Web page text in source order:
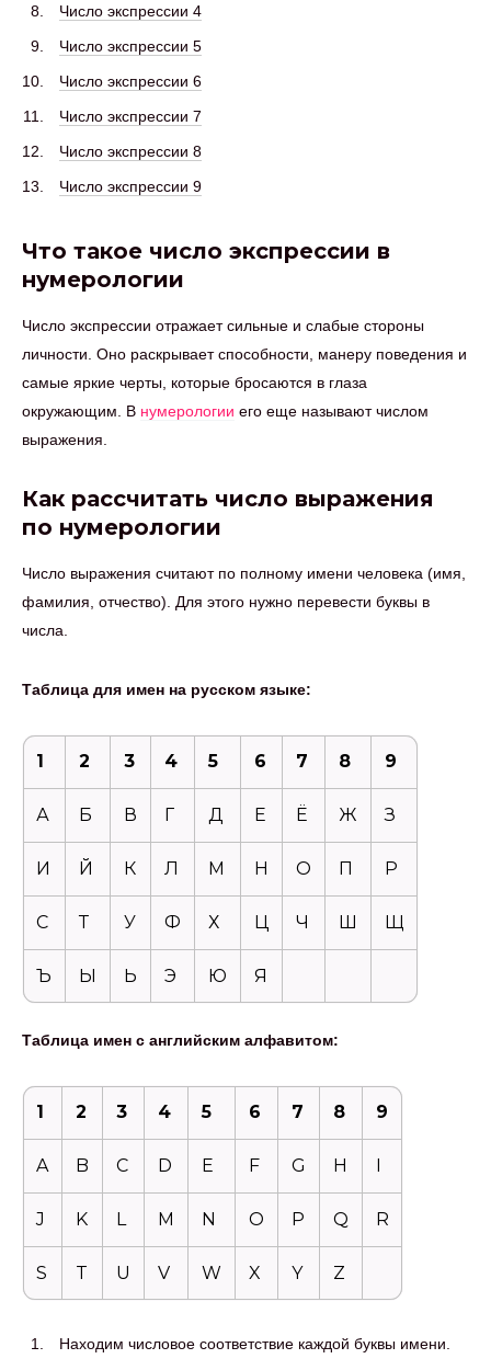
Число экспрессии 4
Число экспрессии 5
Число экспрессии 6
Число экспрессии 7
Число экспрессии 8
Число экспрессии 9
Что такое число экспрессии в
нумерологии
Число экспрессии отражает сильные и слабые стороны
личности. Оно раскрывает способности, манеру поведения и
самые яркие черты, которые бросаются в глаза
окружающим. В нумерологии его еще называют числом
выражения.
Как рассчитать число выражения
по нумерологии
Число выражения считают по полному имени человека (имя,
фамилия, отчество). Для этого нужно перевести буквы в
числа.
Таблица для имен на русском языке:
1 2 3 4 5 6 7 8 9
А Б В Г Д Е Ё Ж З
И Й К Л М Н О П Р
С Т У Ф Х Ц Ч Ш Щ
Ъ Ы Ь Э Ю Я
Таблица имен с английским алфавитом:
1 2 3 4 5 6 7 8 9
A B C D E F G H I
J K L M N O P Q R
S T U V W X Y Z
Находим числовое соответствие каждой буквы имени.